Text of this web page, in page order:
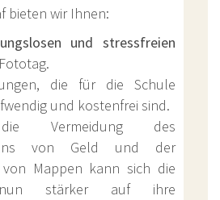
bieten wir Ihnen:
und stressfreien
die für die Schule
und kostenfrei sind.
Vermeidung des
von Geld und der
Mappen kann sich die
stärker auf ihre